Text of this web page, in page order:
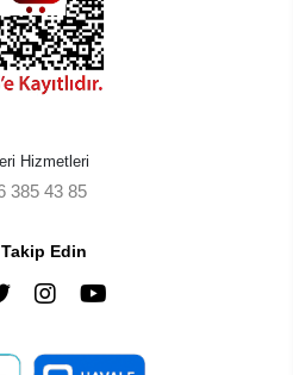
Hizmetleri
385 43 85
Edin